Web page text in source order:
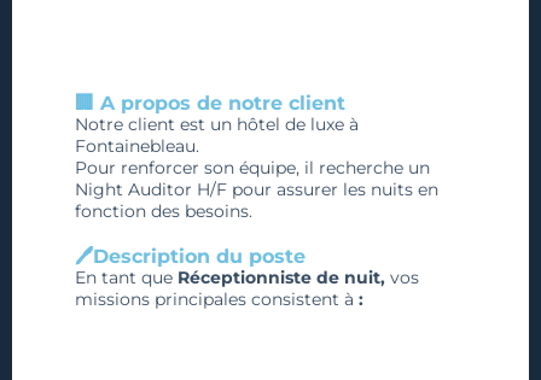
🏢 A propos de notre client
Notre client est un hôtel de luxe à
Fontainebleau.
Pour renforcer son équipe, il recherche un
Night Auditor H/F pour assurer les nuits en
fonction des besoins.
🖊️Description du poste
En tant que Réceptionniste de nuit, vos
missions principales consistent à :